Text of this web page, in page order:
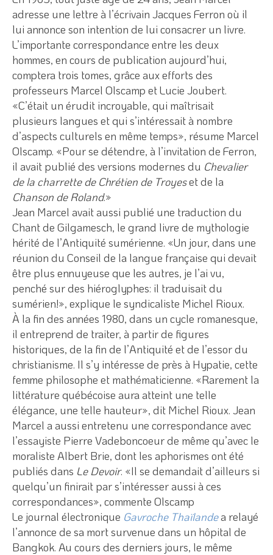
adresse une lettre à l’écrivain Jacques Ferron où il
lui annonce son intention de lui consacrer un livre.
L’importante correspondance entre les deux
hommes, en cours de publication aujourd’hui,
comptera trois tomes, grâce aux efforts des
professeurs Marcel Olscamp et Lucie Joubert.
«C’était un érudit incroyable, qui maîtrisait
plusieurs langues et qui s’intéressait à nombre
d’aspects culturels en même temps», résume Marcel
Olscamp. «Pour se détendre, à l’invitation de Ferron,
il avait publié des versions modernes du Chevalier
de la charrette de Chrétien de Troyeset de la
Chanson de Roland.»
Jean Marcel avait aussi publié une traduction du
Chant de Gilgamesch, le grand livre de mythologie
hérité de l’Antiquité sumérienne. «Un jour, dans une
réunion du Conseil de la langue française qui devait
être plus ennuyeuse que les autres, je l’ai vu,
penché sur des hiéroglyphes: il traduisait du
sumérien!», explique le syndicaliste Michel Rioux.
À la fin des années 1980, dans un cycle romanesque,
il entreprend de traiter, à partir de figures
historiques, de la fin de l’Antiquité et de l’essor du
christianisme. Il s’y intéresse de près à Hypatie, cette
femme philosophe et mathématicienne. «Rarement la
littérature québécoise aura atteint une telle
élégance, une telle hauteur», dit Michel Rioux. Jean
Marcel a aussi entretenu une correspondance avec
l’essayiste Pierre Vadeboncoeur de même qu’avec le
moraliste Albert Brie, dont les aphorismes ont été
publiés dans Le Devoir. «Il se demandait d’ailleurs si
quelqu’un finirait par s’intéresser aussi à ces
correspondances», commente Olscamp
Le journal électronique Gavroche Thaïlandea relayé
l’annonce de sa mort survenue dans un hôpital de
Bangkok. Au cours des derniers jours, le même